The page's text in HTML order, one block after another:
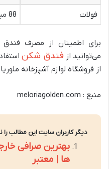
فولات
88 میکروگرم
برای اطمینان از مصرف
می‌توانید از فندق شکن
از فروشگاه لوازم آشپزخانه
منبع : meloriagolden.com
دیگر کاربران سایت این مطالب
بهترین صرافی
ها | معتبر